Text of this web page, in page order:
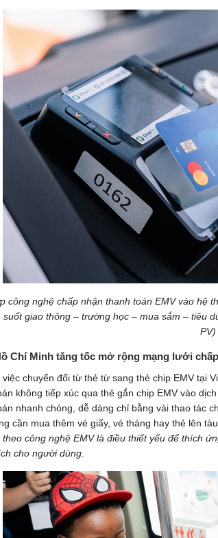
công nghệ chấp nhận thanh toán EMV vào hệ
suốt giao thông – trường học – mua sắm – tiêu
PV)
Chí Minh tăng tốc mở rộng mạng lưới
chuyển đổi từ thẻ từ sang thẻ chip EMV tại
không tiếp xúc qua thẻ gắn chip EMV vào
nhanh chóng, dễ dàng chỉ bằng vài thao tác
cần mua thêm vé giấy, vé tháng hay thẻ lên
theo công nghệ EMV là điều thiết yếu để thích
cho người dùng.